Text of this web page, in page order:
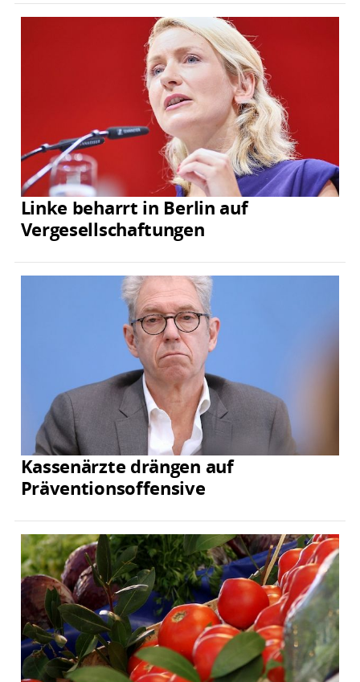
Linke beharrt in Berlin auf
Vergesellschaftungen
Kassenärzte drängen auf
Präventionsoffensive